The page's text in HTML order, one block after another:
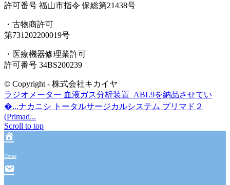
許可番号 福山市指令 保総第21438号
・古物商許可
第731202200019号
・医療機器修理業許可
許可番号 34BS200239
© Copyright - 株式会社キカイヤ
ラジオメーター 血液ガス分析装置 ABL9を納品させてい
�...ナカニシ トータルサージカルシステム プリマド２
(Primad...
Scroll to top
Home